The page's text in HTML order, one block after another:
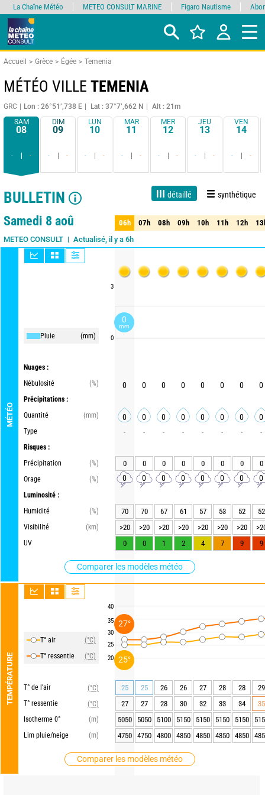
Accueil Grèce Égée Temenia
MÉTÉO VILLE TEMENIA
GRC Lon : 26°51’,738 E Lat : 37°7’,662 N
Alt : 21m
SAM
08
- -
DIM
09
- -
LUN
10
- -
MAR
11
- -
MER
12
- -
JEU
13
- -
VEN
14
- -
BULLETIN détaillé synthétique
1 jour 3 jours 7 jours 15 jours Fiabilité 90%
Samedi 8 aoû
METEO CONSULT Actualisé, il y a 6h
MÉTÉO
Pluie (mm)
Nuages :
Nébulosité
(%)
Précipitations :
Quantité
(mm)
Type
Risques :
Précipitation
(%)
Orage
(%)
Luminosité :
Humidité
(%)
Visibilité
(km)
UV
Comparer les modèles météo
TEMPÉRATURE
T° air
(°C)
T° ressentie
(°C)
T° de l'air
(°C)
T° ressentie
(°C)
Isotherme 0°
(m)
Lim pluie/neige
(m)
Comparer les modèles météo
3
0
40
35
30
25
20
06h 07h 08h 09h 10h 11h 12h
06h 07h 08h 09h 10h 11h 12h
0 0 0 0 0 0 0 0
0 0 0 0 0 0 0 0
- - - - - - - -
0 0 0 0 0 0 0 0
0 0 0 0 0 0 0 0
70 70 67 61 57 53 52
52
>20
>20 >20 >20 >20 >20 >20
0
0 1 2 4 7 9 9
25 25 26 26 27 28 28
29
27
27 28 30 32 33 34
35
5050
5050 5100 5150 5150 5150 5150
4750
4750 4800 4850 4850 4850 4850
La Chaîne Météo METEO CONSULT MARINE Figaro Nautisme
0
mm
25°
27°